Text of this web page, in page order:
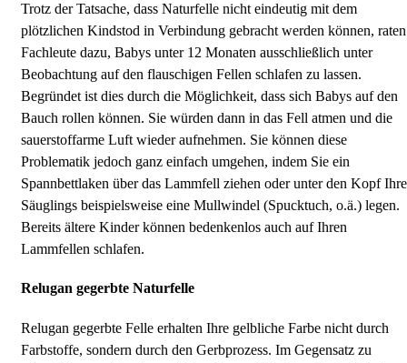
Trotz der Tatsache, dass Naturfelle nicht eindeutig mit dem
plötzlichen Kindstod in Verbindung gebracht werden können, raten
Fachleute dazu, Babys unter 12 Monaten ausschließlich unter
Beobachtung auf den flauschigen Fellen schlafen zu lassen.
Begründet ist dies durch die Möglichkeit, dass sich Babys auf den
Bauch rollen können. Sie würden dann in das Fell atmen und die
sauerstoffarme Luft wieder aufnehmen. Sie können diese
Problematik jedoch ganz einfach umgehen, indem Sie ein
Spannbettlaken über das Lammfell ziehen oder unter den Kopf
Säuglings beispielsweise eine Mullwindel (Spucktuch, o.ä.) legen.
Bereits ältere Kinder können bedenkenlos auch auf Ihren
Lammfellen schlafen.
Relugan gegerbte Naturfelle
Relugan gegerbte Felle erhalten Ihre gelbliche Farbe nicht durch
Farbstoffe, sondern durch den Gerbprozess. Im Gegensatz zu